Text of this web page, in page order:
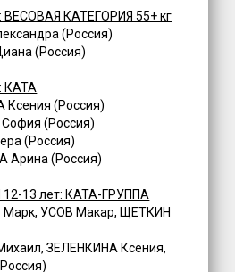
КАТЕГОРИЯ 55+ кг
(Россия)
(Россия)
КАТА
Ксения (Россия)
(Россия)
(Россия)
Арина (Россия)
13 лет: КАТА-ГРУППА
Марк, УСОВ Макар, ЩЕТКИН
ЗЕЛЕНКИНА Ксения,